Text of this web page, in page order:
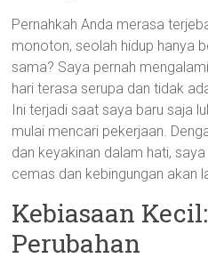
Pernahkah Anda merasa
monoton, seolah hidup hanya
sama? Saya pernah
hari terasa serupa dan tidak
Ini terjadi saat saya baru saja
mulai mencari pekerjaan.
dan keyakinan dalam hati,
cemas dan kebingungan akan
Kebiasaan
Perubahan